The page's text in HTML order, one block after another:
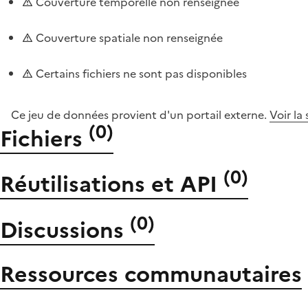
Couverture spatiale non renseignée
Certains fichiers ne sont pas disponibles
Ce jeu de données provient d'un portail externe. Voir la
Fichiers (0)
Réutilisations et API (0)
Discussions (0)
Ressources communautaires